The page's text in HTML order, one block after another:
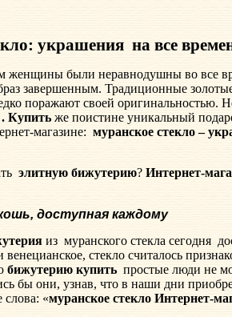
украшения на все
женщины были неравнодушны во все
завершенным. Традиционные
поражают своей оригинальностью.
Купитьже поистине уникальный
магазине: муранское стекло –
элитную бижутерию? Интернет-
доступная каждому
из муранского стекла сегодня
венецианское, стекло считалось
бижутерию купить простые люди не
бы они, узнав, что в наши дни
слова: «муранское стекло Интернет-